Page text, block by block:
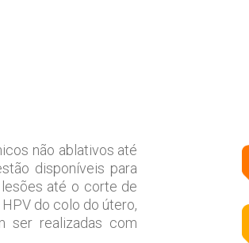
não ablativos até
disponíveis para
até o corte de
do colo do útero,
ser realizadas com